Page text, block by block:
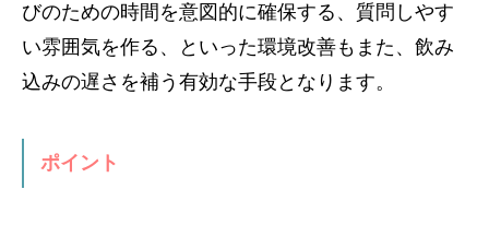
びのための時間を意図的に確保する、質問しやす
い雰囲気を作る、といった環境改善もまた、飲み
込みの遅さを補う有効な手段となります。
ポイント